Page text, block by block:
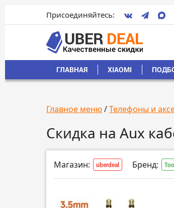
Присоединяйтесь:
ГЛАВНАЯ XIAOMI
Главное меню/Телефоны и
Скидка на Aux
Магазин: uberdeal Бренд: